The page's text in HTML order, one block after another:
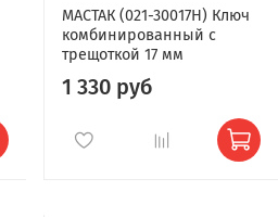
МАСТАК (021-30017H) Ключ
комбинированный с
трещоткой 17 мм
1 330 руб